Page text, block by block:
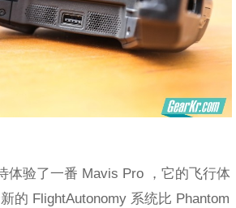
体验了一番 Mavis Pro ，它的飞行体
的 FlightAutonomy 系统比 Phantom